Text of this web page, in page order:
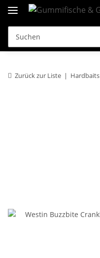
Zurück zur Liste Hardbaits